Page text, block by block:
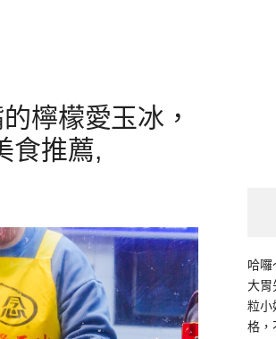
檸檬愛玉冰，
食推薦,
哈囉
大胃
粒小
格，